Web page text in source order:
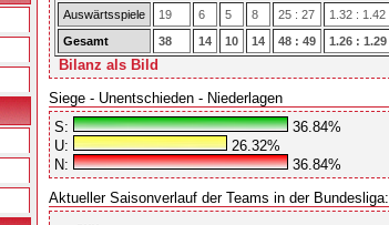
Auswärtsspiele
19 6 5 8 25 : 27
1.32 : 1.42
Gesamt
38 14 10 14 48 : 49 1.26 : 1.29
Bilanz als Bild
Siege - Unentschieden - Niederlagen
S:
36.84%
U:
26.32%
N:
36.84%
Aktueller Saisonverlauf der Teams in der Bundesliga: